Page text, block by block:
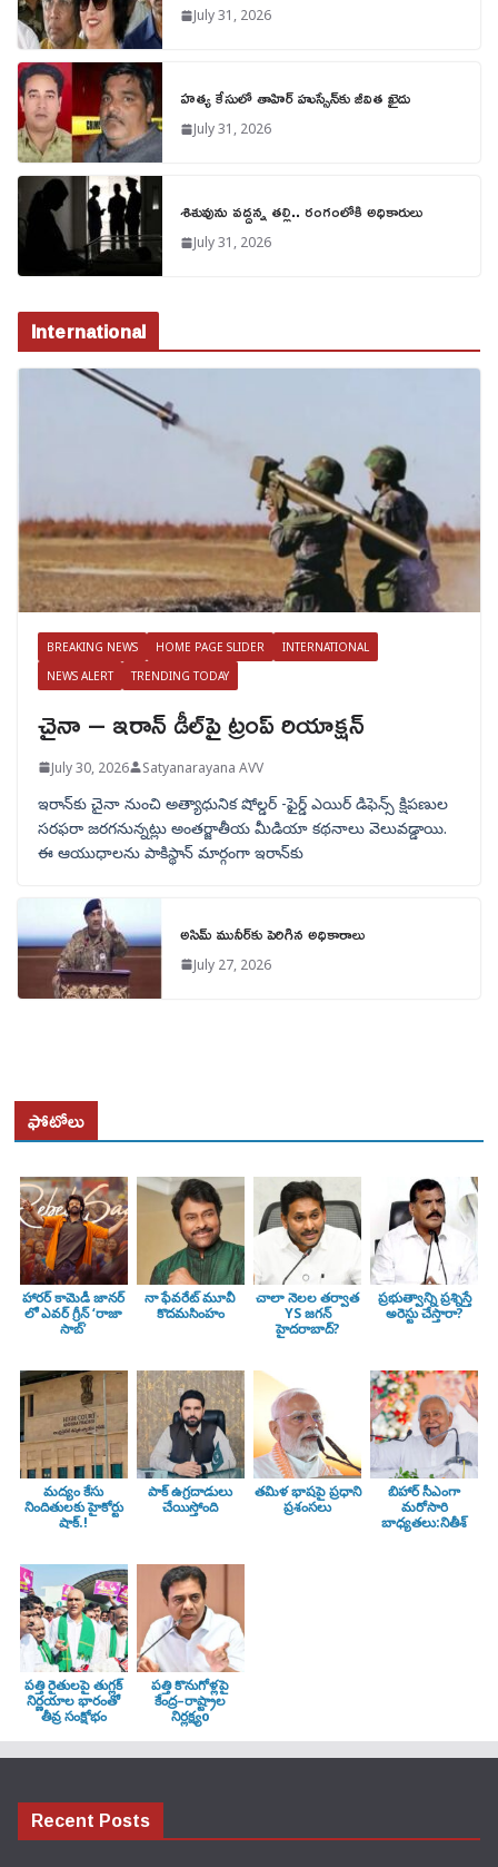
July 31, 2026
హత్య కేసులో తాహిర్ హుస్సేన్‌కు జీవిత ఖైదు
July 31, 2026
శిశువును వద్దన్న తల్లి.. రంగంలోకి అధికారులు
July 31, 2026
International
BREAKING NEWS HOME PAGE SLIDER
INTERNATIONAL
NEWS ALERT
TRENDING TODAY
చైనా – ఇరాన్ డీల్‌పై ట్రంప్ రియాక్షన్
July 30, 2026 Satyanarayana AVV
ఇరాన్‌కు చైనా నుంచి అత్యాధునిక షోల్డర్‌ -ఫైర్డ్ ఎయిర్ డిఫెన్స్ క్షిపణుల
సరఫరా జరగనున్నట్లు అంతర్జాతీయ మీడియా కథనాలు వెలువడ్డాయి.
ఈ ఆయుధాలను పాకిస్థాన్‌ మార్గంగా ఇరాన్‌కు
అసిమ్ మునీర్‌కు పెరిగిన అధికారాలు
July 27, 2026
ఫోటోలు
హారర్ కామెడీ జానర్
లో ఎవర్ గ్రీన్ ‘రాజా
సాబ్’
నా ఫేవరేట్ మూవీ
కొదమసింహం
చాలా నెలల తర్వాత
YS జగన్
హైదరాబాద్?
ప్రభుత్వాన్ని ప్రశ్నిస్తే
అరెస్టు చేస్తారా?
మద్యం కేసు
నిందితులకు హైకోర్టు
షాక్.!
పాక్ ఉగ్రదాడులు
చేయిస్తోంది
తమిళ భాషపై ప్రధాని
ప్రశంసలు
బిహార్ సీఎంగా
మరోసారి
బాధ్యతలు:నితీశ్
పత్తి రైతులపై తుగ్లక్‌
నిర్ణయాల భారంతో
తీవ్ర సంక్షోభం
పత్తి కొనుగోళ్లపై
కేంద్ర–రాష్ట్రాల
నిర్లక్ష్యo
Recent Posts